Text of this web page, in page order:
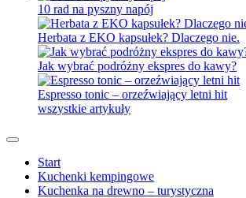
10 rad na pyszny napój
Herbata z EKO kapsułek? Dlaczego nie.
Jak wybrać podróżny ekspres do kawy?
Espresso tonic – orzeźwiający letni hit
wszystkie artykuły
Start
Kuchenki kempingowe
Kuchenka na drewno – turystyczna